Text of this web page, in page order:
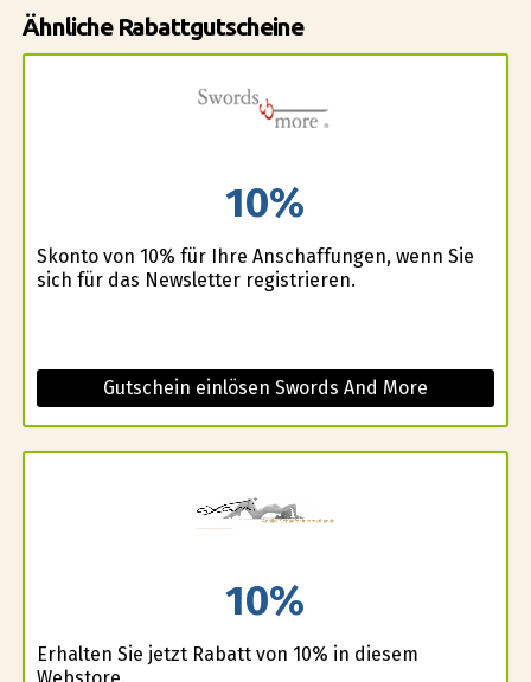
Ähnliche Rabattgutscheine
10%
Skonto von 10% für Ihre Anschaffungen, wenn Sie
sich für das Newsletter registrieren.
Gutschein einlösen Swords And More
10%
Erhalten Sie jetzt Rabatt von 10% in diesem
Webstore.